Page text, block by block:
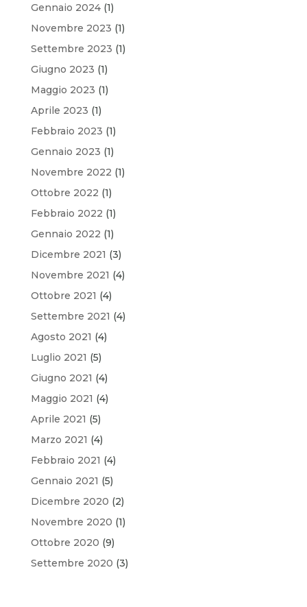
Gennaio 2024(1)
Novembre 2023 (1)
Settembre 2023 (1)
Giugno 2023 (1)
Maggio 2023 (1)
Aprile 2023 (1)
Febbraio 2023 (1)
Gennaio 2023 (1)
Novembre 2022 (1)
Ottobre 2022 (1)
Febbraio 2022 (1)
Gennaio 2022 (1)
Dicembre 2021 (3)
Novembre 2021 (4)
Ottobre 2021 (4)
Settembre 2021 (4)
Agosto 2021 (4)
Luglio 2021 (5)
Giugno 2021 (4)
Maggio 2021 (4)
Aprile 2021 (5)
Marzo 2021 (4)
Febbraio 2021 (4)
Gennaio 2021 (5)
Dicembre 2020 (2)
Novembre 2020 (1)
Ottobre 2020 (9)
Settembre 2020 (3)